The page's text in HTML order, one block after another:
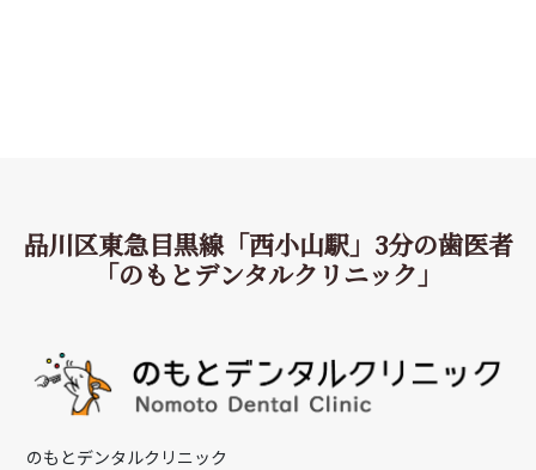
品川区東急目黒線「西小山駅」3分の歯医者
「のもとデンタルクリニック」
のもとデンタルクリニック